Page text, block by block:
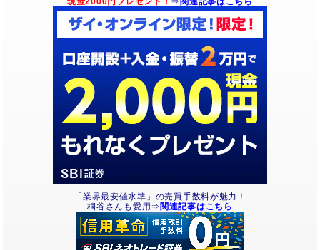
「業界最安値水準」の売買手数料が魅力！
桐谷さんも愛用⇒ 関連記事はこちら